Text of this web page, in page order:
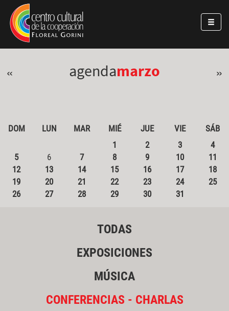
Pasar al contenido principal
Jump to main content
« agendamarzo »
DOM LUN MAR MIÉ JUE VIE
SÁB
1
2 3
4
5
6 7 8 9 10
11
12
13 14 15 16 17
18
19
20 21 22 23 24
25
26
27 28 29 30 31
TODAS
EXPOSICIONES
MÚSICA
CONFERENCIAS - CHARLAS